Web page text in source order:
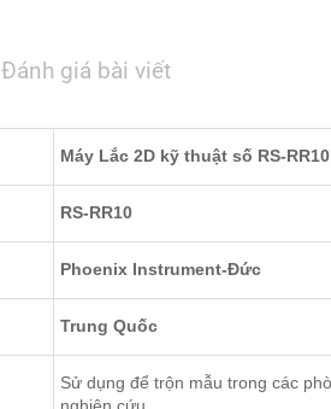
Đánh giá bài viết
Máy Lắc 2D kỹ thuật số RS-
RS-RR10
Phoenix Instrument-Đức
Trung Quốc
Sử dụng để trộn mẫu trong các